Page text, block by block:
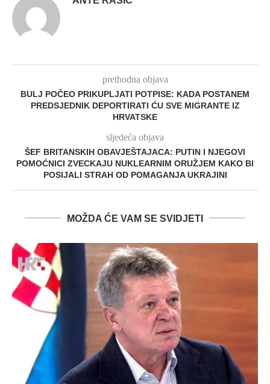
prethodna objava
BULJ POČEO PRIKUPLJATI POTPISE: KADA POSTANEM
PREDSJEDNIK DEPORTIRATI ĆU SVE MIGRANTE IZ
HRVATSKE
sljedeća objava
ŠEF BRITANSKIH OBAVJEŠTAJACA: PUTIN I NJEGOVI
POMOĆNICI ZVECKAJU NUKLEARNIM ORUŽJEM KAKO BI
POSIJALI STRAH OD POMAGANJA UKRAJINI
MOŽDA ĆE VAM SE SVIDJETI